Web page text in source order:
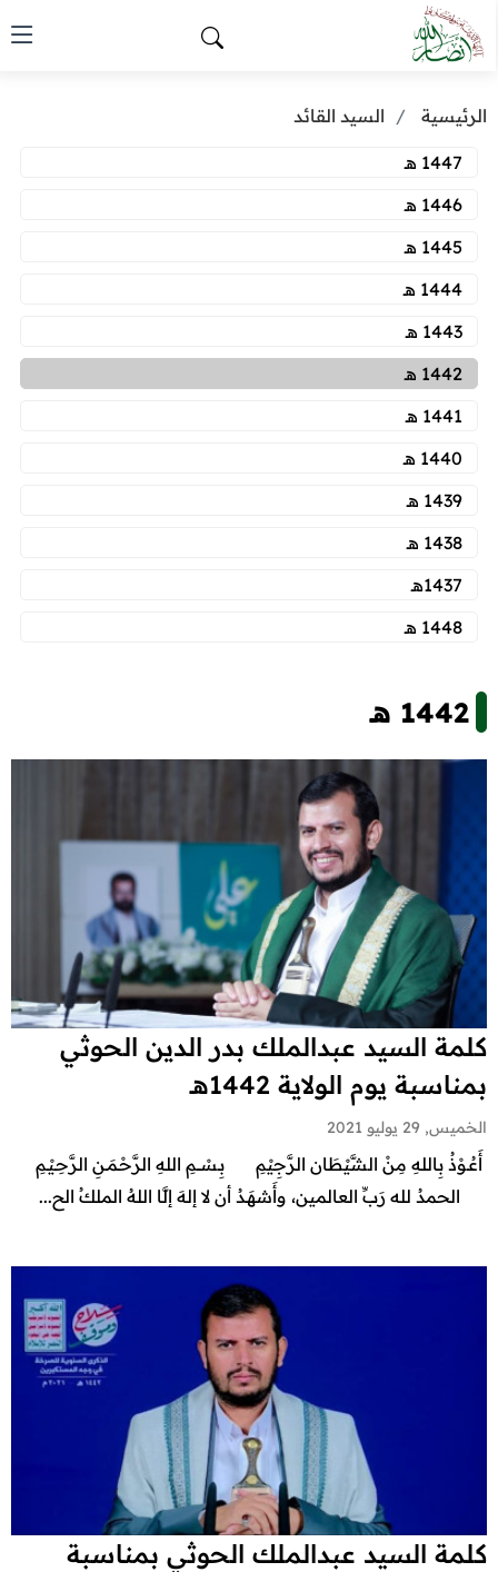
الرئيسية السيد القائد
1447 هـ
1446 هـ
1445 هـ
1444 هـ
1443 هـ
1442 هـ
1441 هـ
1440 هـ
1439 هـ
1438 هـ
1437هـ
1448 هـ
1442 هـ
كلمة السيد عبدالملك بدر الدين الحوثي
بمناسبة يوم الولاية 1442هـ
الخميس, 29 يوليو 2021
أَعُـوْذُ بِاللهِ مِنْ الشَّيْطَان الرَّجِيْمِ بِـسْـــمِ اللهِ الرَّحْـمَـنِ الرَّحِـيْـمِ
الحمدُ لله رَبِّ العالمين، وأَشهَـدُ أن لا إلهَ إلَّا اللهُ الملكُ الح...
كلمة السيد عبدالملك الحوثي بمناسبة